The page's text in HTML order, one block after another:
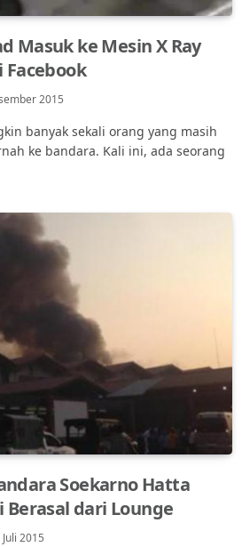
Masuk ke Mesin X Ray
Facebook
2015
banyak sekali orang yang masih
ke bandara. Kali ini, ada seorang
Soekarno Hatta
Berasal dari Lounge
Juli 2015